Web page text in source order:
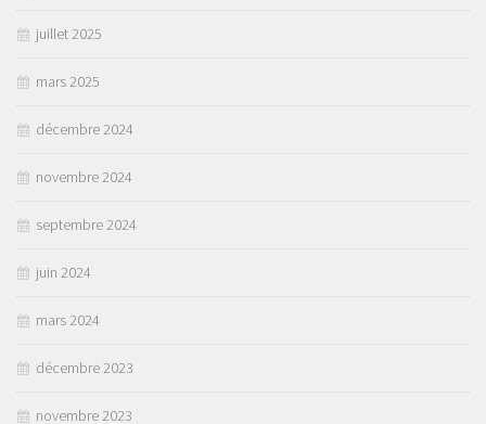
juillet 2025
mars 2025
décembre 2024
novembre 2024
septembre 2024
juin 2024
mars 2024
décembre 2023
novembre 2023